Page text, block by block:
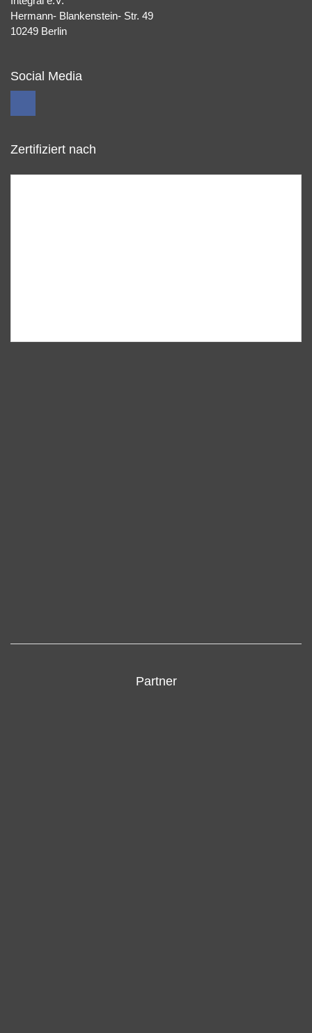
Hermann- Blankenstein- Str. 49
10249 Berlin
Social Media
Zertifiziert nach
Partner